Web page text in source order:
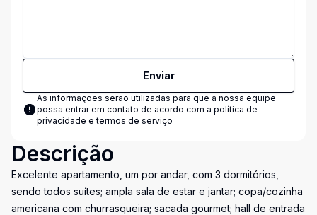
Enviar
As informações serão utilizadas para que a nossa equipe
possa entrar em contato de acordo com a política de
privacidade e termos de serviço
Descrição
Excelente apartamento, um por andar, com 3 dormitórios,
sendo todos suítes; ampla sala de estar e jantar; copa/cozinha
americana com churrasqueira; sacada gourmet; hall de entrada